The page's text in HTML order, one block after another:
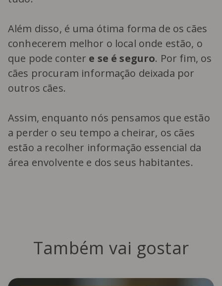
Além disso, é uma ótima forma de os cães
conhecerem melhor o local onde estão, o
que pode conter e se é seguro. Por fim, os
cães procuram informação deixada por
outros cães.
Assim, enquanto nós pensamos que estão
a perder o seu tempo a cheirar, os cães
estão a recolher informação essencial da
área envolvente e dos seus habitantes.
Também vai gostar